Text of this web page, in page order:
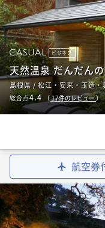
ビジネス
天然温泉 だんだん
島根県 / 松江・安来・玉造・
総合点4.4 （17件のレビュー）
航空券